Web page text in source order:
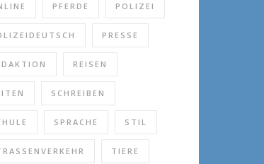
PFERDE POLIZEI
PRESSE
REISEN
SCHREIBEN
SPRACHE STIL
TIERE